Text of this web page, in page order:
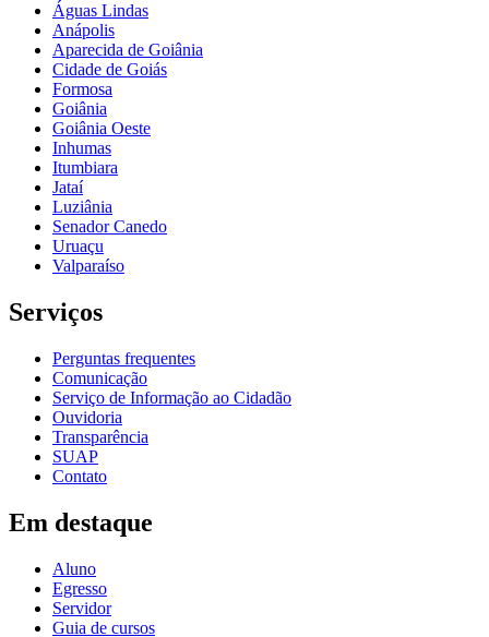
Águas Lindas
Anápolis
Aparecida de Goiânia
Cidade de Goiás
Formosa
Goiânia
Goiânia Oeste
Inhumas
Itumbiara
Jataí
Luziânia
Senador Canedo
Uruaçu
Valparaíso
Serviços
Perguntas frequentes
Comunicação
Serviço de Informação ao Cidadão
Ouvidoria
Transparência
SUAP
Contato
Em destaque
Aluno
Egresso
Servidor
Guia de cursos